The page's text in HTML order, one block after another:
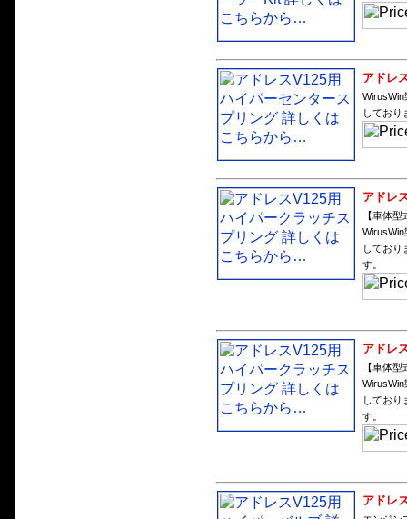
アドレ
しており
アドレ
【車体型
しており
す。
アドレ
【車体型
しており
す。
アドレ